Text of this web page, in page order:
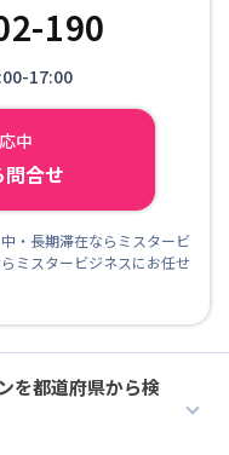
190
17:00
中
合せ
・長期滞在ならミスタービ
ミスタービジネスにお任せ
を都道府県から検